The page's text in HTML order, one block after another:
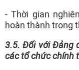
- Thời gian
hoàn thành trong
3.5. Đối vớiĐảng
cáctổ chứcchính